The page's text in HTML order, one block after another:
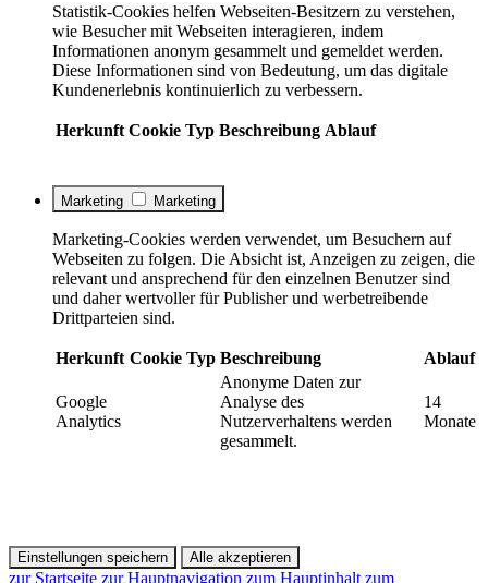
Statistik-Cookies helfen Webseiten-Besitzern zu verstehen,
wie Besucher mit Webseiten interagieren, indem
Informationen anonym gesammelt und gemeldet werden.
Diese Informationen sind von Bedeutung, um das digitale
Kundenerlebnis kontinuierlich zu verbessern.
Herkunft Cookie Typ Beschreibung Ablauf
Marketing Marketing
Marketing-Cookies werden verwendet, um Besuchern auf
Webseiten zu folgen. Die Absicht ist, Anzeigen zu zeigen, die
relevant und ansprechend für den einzelnen Benutzer sind
und daher wertvoller für Publisher und werbetreibende
Drittparteien sind.
Herkunft Cookie Typ Beschreibung Ablauf
Google
Analytics
Anonyme Daten zur
Analyse des
Nutzerverhaltens werden
gesammelt.
14
Monate
Einstellungen speichern Alle akzeptieren
zur Startseite zur Hauptnavigation zum Hauptinhalt zum